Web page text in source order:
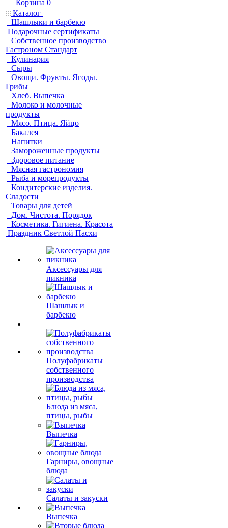
Корзина 0
Каталог
Шашлыки и барбекю
Подарочные сертификаты
Собственное производство
Гастроном Стандарт
Кулинария
Сыры
Овощи. Фрукты. Ягоды.
Грибы
Хлеб. Выпечка
Молоко и молочные
продукты
Мясо. Птица. Яйцо
Бакалея
Напитки
Замороженные продукты
Здоровое питание
Мясная гастрономия
Рыба и морепродукты
Кондитерские изделия.
Сладости
Товары для детей
Дом. Чистота. Порядок
Косметика. Гигиена. Красота
Праздник Светлой Пасхи
Аксессуары для
пикника
Шашлык и
барбекю
Полуфабрикаты
собственного
производства
Блюда из мяса,
птицы, рыбы
Выпечка
Гарниры, овощные
блюда
Салаты и закуски
Выпечка